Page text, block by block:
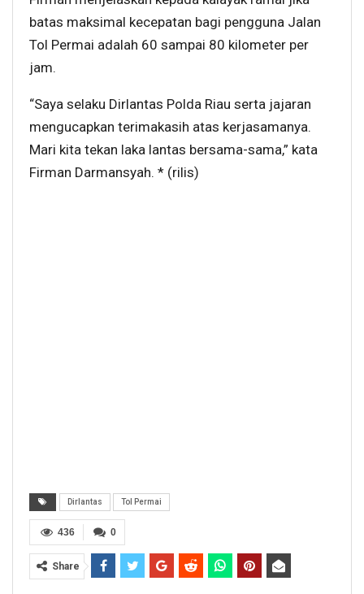
batas maksimal kecepatan bagi pengguna Jalan
Tol Permai adalah 60 sampai 80 kilometer per
jam.
“Saya selaku Dirlantas Polda Riau serta jajaran
mengucapkan terimakasih atas kerjasamanya.
Mari kita tekan laka lantas bersama-sama,” kata
Firman Darmansyah. * (rilis)
Dirlantas Tol Permai
0
436
Share